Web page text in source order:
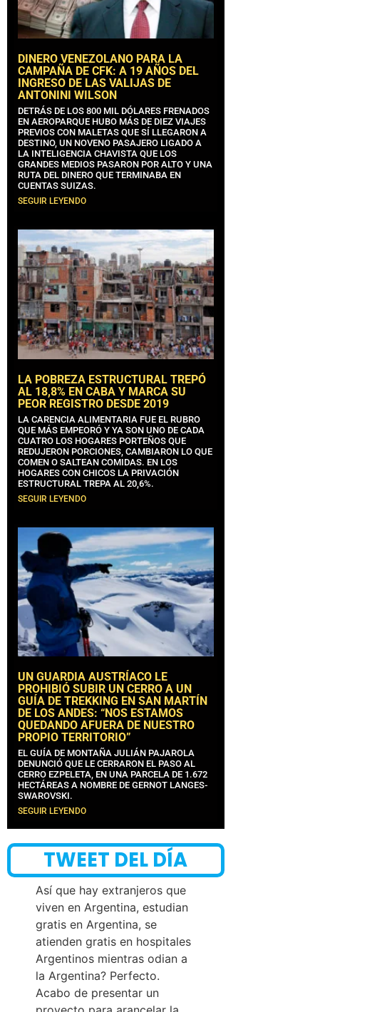
DINERO VENEZOLANO PARA LA
CAMPAÑA DE CFK: A 19 AÑOS DEL
INGRESO DE LAS VALIJAS DE
ANTONINI WILSON
DETRÁS DE LOS 800 MIL DÓLARES FRENADOS
EN AEROPARQUE HUBO MÁS DE DIEZ VIAJES
PREVIOS CON MALETAS QUE SÍ LLEGARON A
DESTINO, UN NOVENO PASAJERO LIGADO A
LA INTELIGENCIA CHAVISTA QUE LOS
GRANDES MEDIOS PASARON POR ALTO Y UNA
RUTA DEL DINERO QUE TERMINABA EN
CUENTAS SUIZAS.
SEGUIR LEYENDO
LA POBREZA ESTRUCTURAL TREPÓ
AL 18,8% EN CABA Y MARCA SU
PEOR REGISTRO DESDE 2019
LA CARENCIA ALIMENTARIA FUE EL RUBRO
QUE MÁS EMPEORÓ Y YA SON UNO DE CADA
CUATRO LOS HOGARES PORTEÑOS QUE
REDUJERON PORCIONES, CAMBIARON LO QUE
COMEN O SALTEAN COMIDAS. EN LOS
HOGARES CON CHICOS LA PRIVACIÓN
ESTRUCTURAL TREPA AL 20,6%.
SEGUIR LEYENDO
UN GUARDIA AUSTRÍACO LE
PROHIBIÓ SUBIR UN CERRO A UN
GUÍA DE TREKKING EN SAN MARTÍN
DE LOS ANDES: “NOS ESTAMOS
QUEDANDO AFUERA DE NUESTRO
PROPIO TERRITORIO”
EL GUÍA DE MONTAÑA JULIÁN PAJAROLA
DENUNCIÓ QUE LE CERRARON EL PASO AL
CERRO EZPELETA, EN UNA PARCELA DE 1.672
HECTÁREAS A NOMBRE DE GERNOT LANGES-
SWAROVSKI.
SEGUIR LEYENDO
TWEET DEL DÍA
Así que hay extranjeros que
viven en Argentina, estudian
gratis en Argentina, se
atienden gratis en hospitales
Argentinos mientras odian a
la Argentina? Perfecto.
Acabo de presentar un